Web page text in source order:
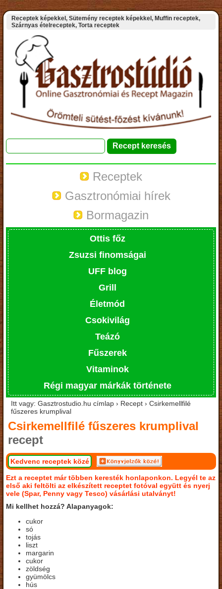
Receptek képekkel, Sütemény receptek képekkel, Muffin receptek,
Szárnyas ételreceptek, Torta receptek
Receptek
Gasztronómiai hírek
Bormagazin
Ottis főz
Zsuzsi finomságai
UFF blog
Grill
Életmód
Csokivilág
Teázó
Fűszerek
Vitaminok
Régi magyar márkák története
Itt vagy: Gasztrostudio.hu címlap › Recept › Csirkemellfilé
fűszeres krumplival
Csirkemellfilé fűszeres krumplival
recept
Kedvenc receptek közé
Ezt a receptet már többen keresték honlaponkon. Legyél te az
első aki feltölti az elkészített receptet fotóval együtt és nyerj
vele (Spar, Penny vagy Tesco) vásárlási utalványt!
Mi kellhet hozzá? Alapanyagok:
cukor
só
tojás
liszt
margarin
cukor
zöldség
gyümölcs
hús